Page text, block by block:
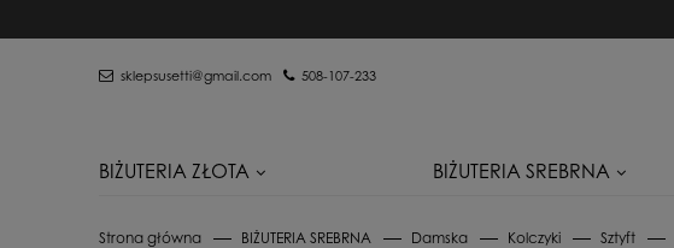
sklepsusetti@gmail.com 508-107-233
BIŻUTERIA ZŁOTA BIŻUTERIA SREBRNA
Strona główna BIŻUTERIA SREBRNA Damska Kolczyki Sztyft